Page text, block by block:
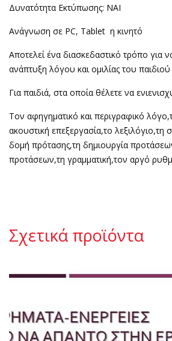
Δυνατότητα Εκτύπωσης: ΝΑΙ
Ανάγνωση σε PC, Tablet η κινητό
Αποτελεί ένα διασκεδαστικό τρόπο για
ανάπτυξη λόγου και ομιλίας του παιδιού
Για παιδιά, στα οποία θέλετε να
Τον αφηγηματικό και περιγραφικό
ακουστική επεξεργασία,το λεξιλόγιο,τη
δομή πρότασης,τη δημιουργία
προτάσεων,τη γραμματική,τον αργό
Σχετικά προϊόντα